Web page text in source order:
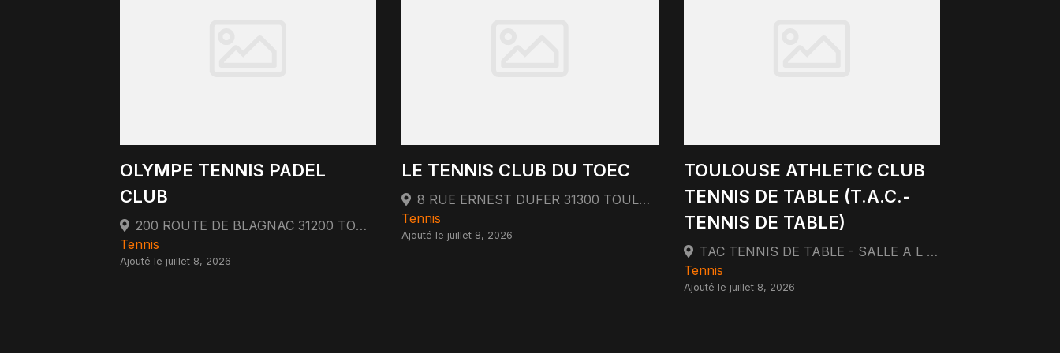
OLYMPE TENNIS PADEL
CLUB
200 ROUTE DE BLAGNAC 31200 TOULOUSE
Tennis
Ajouté le juillet 8, 2026
LE TENNIS CLUB DU TOEC
8 RUE ERNEST DUFER 31300 TOULOUSE
Tennis
Ajouté le juillet 8, 2026
TOULOUSE ATHLETIC CLUB
TENNIS DE TABLE (T.A.C.-
TENNIS DE TABLE)
TAC TENNIS DE TABLE - SALLE A L ETAGE 35 RUE DE GIRONIS 31100 TOULOUSE
Tennis
Ajouté le juillet 8, 2026